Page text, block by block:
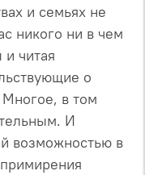
и семьях не
никого ни в чем
читая
о
Многое, в том
И
возможностью в